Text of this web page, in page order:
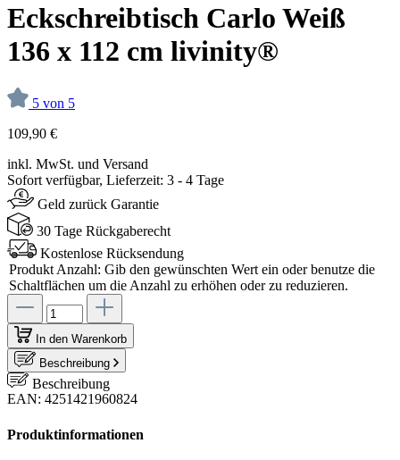
Eckschreibtisch Carlo Weiß
136 x 112 cm livinity®
5 von 5
109,90 €
inkl. MwSt. und Versand
Sofort verfügbar, Lieferzeit: 3 - 4 Tage
Geld zurück Garantie
30 Tage Rückgaberecht
Kostenlose Rücksendung
Produkt Anzahl: Gib den gewünschten Wert ein oder benutze die
Schaltflächen um die Anzahl zu erhöhen oder zu reduzieren.
In den Warenkorb
Beschreibung
Beschreibung
EAN: 4251421960824
Produktinformationen